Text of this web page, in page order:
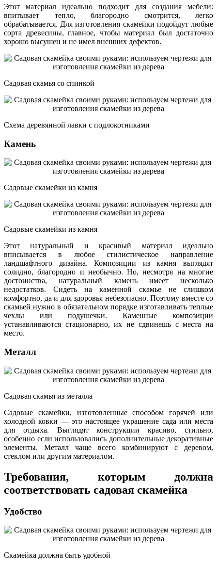
Этот материал идеально подходит для создания мебели:
впитывает тепло, благородно смотрится, легко
обрабатывается. Для изготовления скамейки подойдут любые
сорта древесины, главное, чтобы материал был достаточно
хорошо высушен и не имел внешних дефектов.
Садовая скамья со спинкой
Схема деревянной лавки с подлокотниками
Камень
Садовые скамейки из камня
Садовые скамейки из камня
Этот натуральный и красивый материал идеально
вписывается в любое стилистическое направление
ландшафтного дизайна. Композиции из камня выглядят
солидно, благородно и необычно. Но, несмотря на многие
достоинства, натуральный камень имеет несколько
недостатков. Сидеть на каменной скамье не слишком
комфортно, да и для здоровья небезопасно. Поэтому вместе со
скамьей нужно в обязательном порядке изготавливать теплые
чехлы или подушечки. Каменные композиции
устанавливаются стационарно, их не сдвинешь с места на
место.
Металл
Садовая скамья из металла
Садовые скамейки, изготовленные способом горячей или
холодной ковки — это настоящее украшение сада или места
для отдыха. Выглядят конструкции красиво, стильно,
особенно если использовались дополнительные декоративные
элементы. Металл чаще всего комбинируют с деревом,
стеклом или другим материалом.
Требования, которым должна
соответствовать садовая скамейка
Удобство
Скамейка должна быть удобной